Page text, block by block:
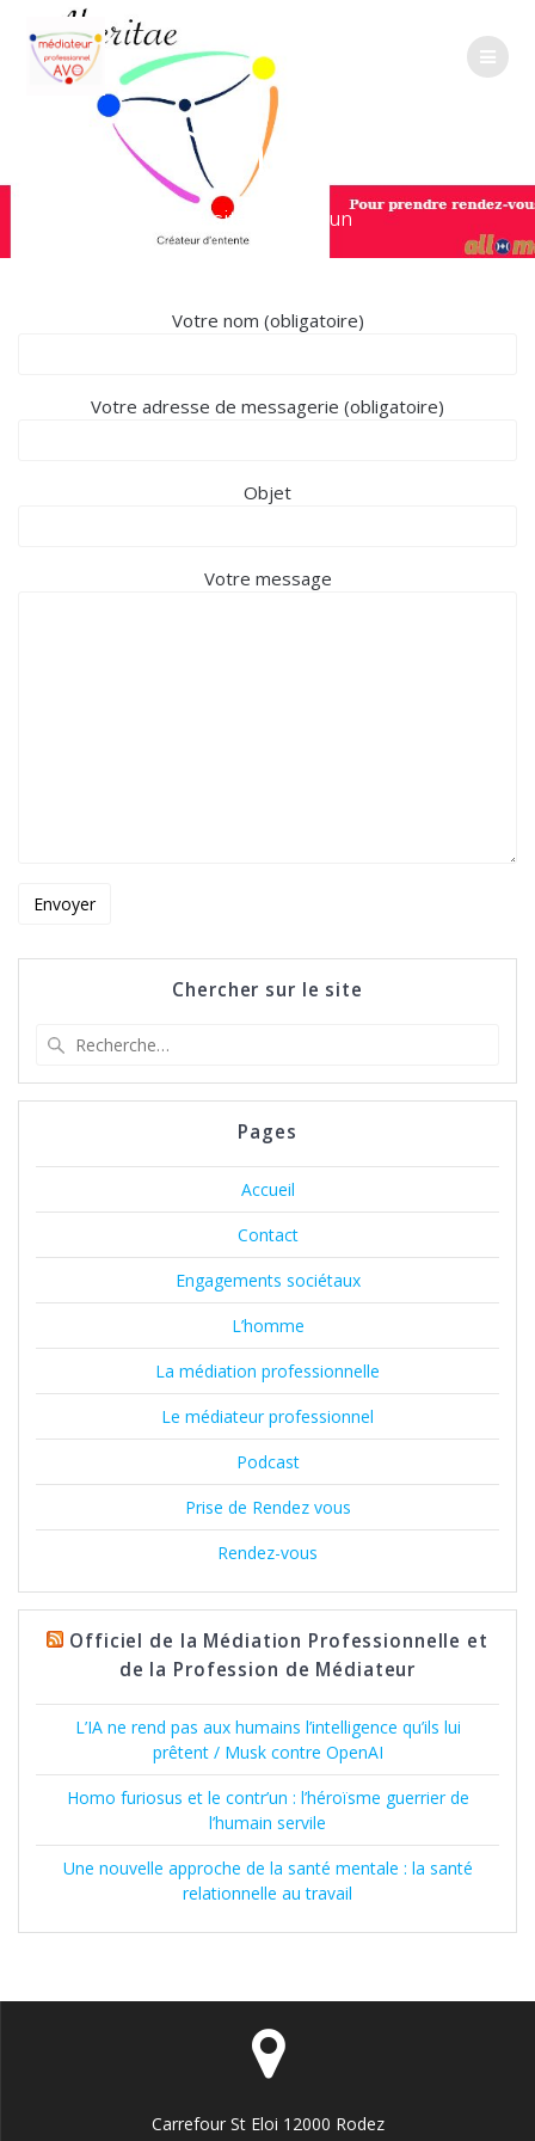
contenu
Contact
Le site tout en un
Votre nom (obligatoire)
Votre adresse de messagerie (obligatoire)
Objet
Votre message
Chercher sur le site
:
Pages
Accueil
Contact
Engagements sociétaux
L’homme
La médiation professionnelle
Le médiateur professionnel
Podcast
Prise de Rendez vous
Rendez-vous
Officiel de la Médiation Professionnelle et
de la Profession de Médiateur
L’IA ne rend pas aux humains l’intelligence qu’ils lui
prêtent / Musk contre OpenAI
Homo furiosus et le contr’un : l’héroïsme guerrier de
l’humain servile
Une nouvelle approche de la santé mentale : la santé
relationnelle au travail
Carrefour St Eloi 12000 Rodez